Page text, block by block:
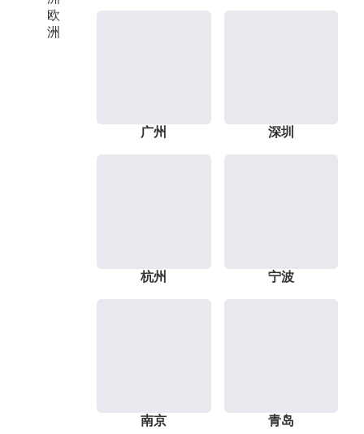
欧
洲
广州 深圳
杭州 宁波
南京 青岛